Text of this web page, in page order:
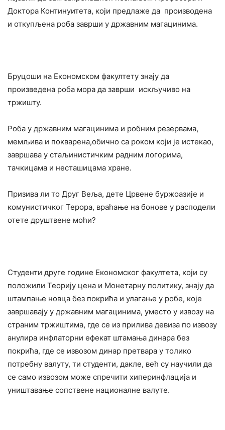
Доктора Континуитета, који предлаже да производена
и откупљена роба заврши у државним магацинима.
Бруцоши на Економском факултету знају да
произведена роба мора да заврши искључиво на
тржишту.
Роба у државним магацинима и робним резервама,
мемљива и покварена,обично са роком који је истекао,
завршава у стаљинистичким радним логорима,
тачкицама и несташицама хране.
Призива ли то Друг Веља, дете Црвене буржоазије и
комунистичког Терора, враћање на бонове у расподели
отете друштвене моћи?
Студенти друге године Економског факултета, који су
положили Теорију цена и Монетарну политику, знају да
штампање новца без покрића и улагање у робе, које
завршавају у државним магацинима, уместо у извозу на
страним тржиштима, где се из прилива девиза по извозу
анулира инфлаторни ефекат штамања динара без
покрића, где се извозом динар претвара у толико
потребну валуту, ти студенти, дакле, већ су научили да
се само извозом може спречити хиперинфлација и
уништавање сопствене националне валуте.